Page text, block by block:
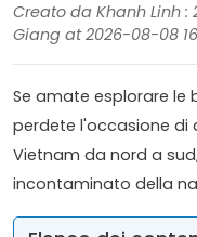
Creato da Khanh Linh :
Giang at 2026-08-08
Se amate esplorare le
perdete l'occasione di
Vietnam da nord a
incontaminato della